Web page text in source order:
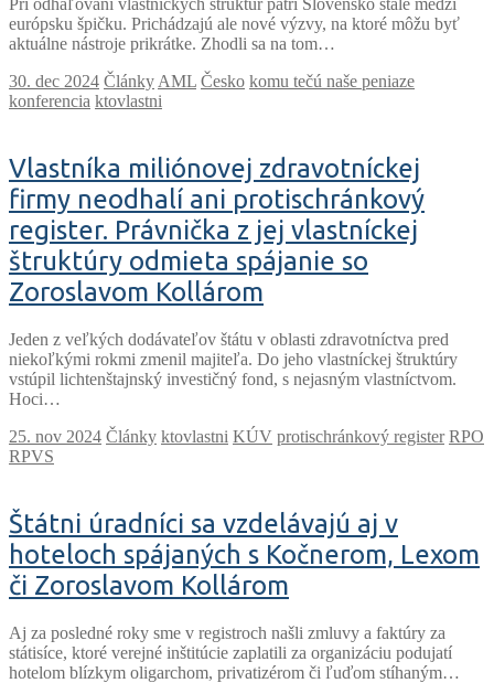
Pri odhaľovaní vlastníckych štruktúr patrí Slovensko stále medzi
európsku špičku. Prichádzajú ale nové výzvy, na ktoré môžu byť
aktuálne nástroje prikrátke. Zhodli sa na tom…
Články AML Česko komu tečú naše peniaze
konferencia ktovlastni
Vlastníka miliónovej zdravotníckej
firmy neodhalí ani protischránkový
register. Právnička z jej vlastníckej
štruktúry odmieta spájanie so
Zoroslavom Kollárom
Jeden z veľkých dodávateľov štátu v oblasti zdravotníctva pred
niekoľkými rokmi zmenil majiteľa. Do jeho vlastníckej štruktúry
vstúpil lichtenštajnský investičný fond, s nejasným vlastníctvom.
Hoci…
Články ktovlastni KÚV protischránkový register RPO
RPVS
Štátni úradníci sa vzdelávajú aj v
hoteloch spájaných s Kočnerom, Lexom
či Zoroslavom Kollárom
Aj za posledné roky sme v registroch našli zmluvy a faktúry za
státisíce, ktoré verejné inštitúcie zaplatili za organizáciu podujatí
hotelom blízkym oligarchom, privatizérom či ľuďom stíhaným…